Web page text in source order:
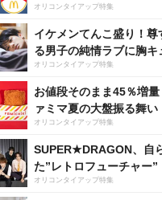
オリコンタイアップ特集
イケメンてんこ盛り！尊
る男子の純情ラブに胸キ
オリコンタイアップ特集
お値段そのまま45％増量
ァミマ夏の大盤振る舞い
オリコンタイアップ特集
SUPER★DRAGON、自
た”レトロフューチャー”
オリコンタイアップ特集